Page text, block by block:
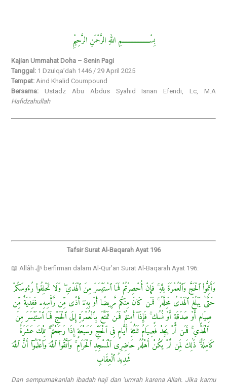
بِسْــــــــــــــــــمِ اللهِ الرَّحْمَنِ الرَّحِيْمِ
Kajian Ummahat Doha – Senin Pagi
Tanggal: 1 Dzulqa’dah 1446 / 29 April 2025
Tempat: Aind Khalid Coumpound
Bersama: Ustadz Abu Abdus Syahid Isnan Efendi, Lc, M.A
Hafidzahullah
Tafsir Surat Al-Baqarah Ayat 196
📖 Allâh ﷻ berfirman dalam Al-Qur’an Surat Al-Baqarah Ayat 196:
وَأَتِمُّوا۟ ٱلْحَجَّ وَٱلْعُمْرَةَ لِلَّهِ ۚ فَإِنْ أُحْصِرْتُمْ فَمَا ٱسْتَيْسَرَ مِنَ ٱلْهَدْىِ ۖ وَلَا تَحْلِقُوا۟ رُءُوسَكُمْ
حَتَّىٰ يَبْلُغَ ٱلْهَدْىُ مَحِلَّهُۥ ۚ فَمَن كَانَ مِنكُم مَّرِيضًا أَوْ بِهِۦٓ أَذًى مِّن رَّأْسِهِۦ فَفِدْيَةٌ مِّن
صِيَامٍ أَوْ صَدَقَةٍ أَوْ نُسُكٍ ۚ فَإِذَآ أَمِنتُمْ فَمَن تَمَتَّعَ بِٱلْعُمْرَةِ إِلَى ٱلْحَجِّ فَمَا ٱسْتَيْسَرَ مِنَ
ٱلْهَدْىِ ۚ فَمَن لَّمْ يَجِدْ فَصِيَامُ ثَلَٰثَةِ أَيَّامٍ فِى ٱلْحَجِّ وَسَبْعَةٍ إِذَا رَجَعْتُمْ ۗ تِلْكَ عَشَرَةٌ
كَامِلَةٌ ۗ ذَٰلِكَ لِمَن لَّمْ يَكُنْ أَهْلُهُۥ حَاضِرِى ٱلْمَسْجِدِ ٱلْحَرَامِ ۚ وَٱتَّقُوا۟ ٱللَّهَ وَٱعْلَمُوٓا۟ أَنَّ ٱللَّهَ
شَدِيدُ ٱلْعِقَابِ
Dan sempurnakanlah ibadah haji dan ‘umrah karena Allah. Jika kamu